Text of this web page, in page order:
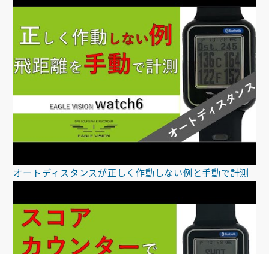
オートディスタンスが正しく作動しない例と手動で計測